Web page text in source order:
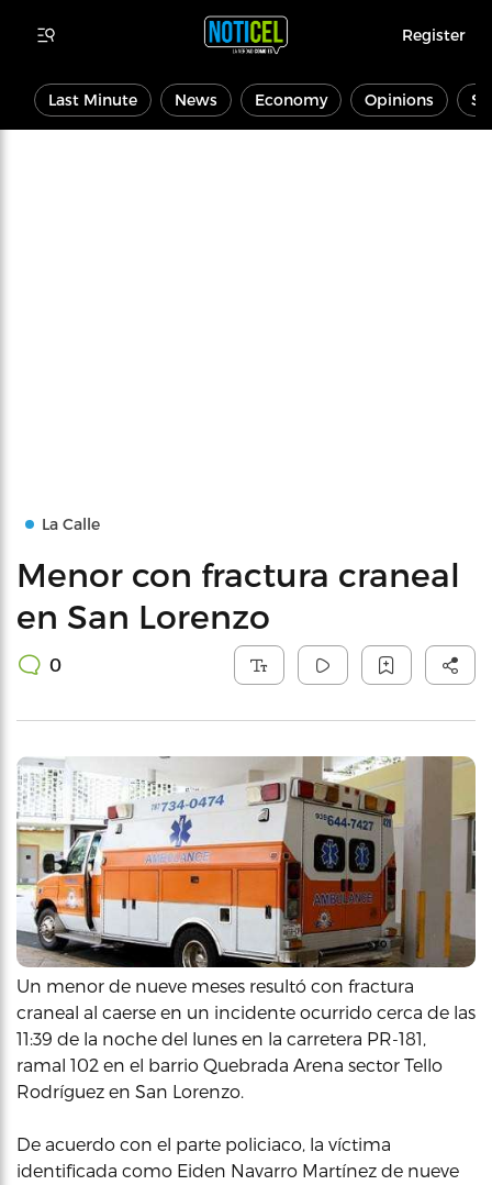
Register
Last Minute News Economy Opinions
La Calle
Menor con fractura craneal
en San Lorenzo
0
Un menor de nueve meses resultó con fractura
craneal al caerse en un incidente ocurrido cerca de las
11:39 de la noche del lunes en la carretera PR-181,
ramal 102 en el barrio Quebrada Arena sector Tello
Rodríguez en San Lorenzo.
De acuerdo con el parte policiaco, la víctima
identificada como Eiden Navarro Martínez de nueve